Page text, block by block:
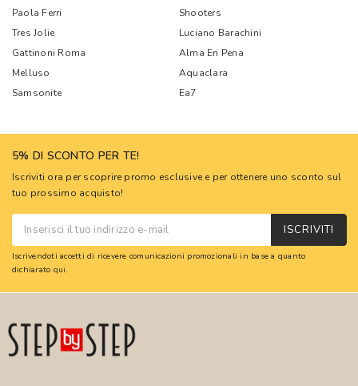
Paola Ferri
Shooters
Tres Jolie
Luciano Barachini
Gattinoni Roma
Alma En Pena
Melluso
Aquaclara
Samsonite
Ea7
5% DI SCONTO PER TE!
Iscriviti ora per scoprire promo esclusive e per ottenere uno sconto sul
tuo prossimo acquisto!
ISCRIVITI
Iscrivendoti accetti di ricevere comunicazioni promozionali in base a quanto
dichiarato qui.